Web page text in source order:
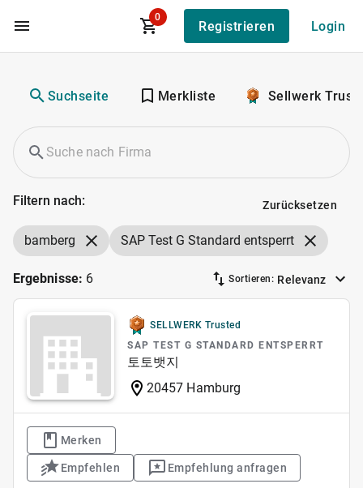
Zum Hauptinhalt
0
Registrieren Login
Suchseite Merkliste Sellwerk
Filtern nach: Zurücksetzen
bamberg SAP Test G Standard entsperrt
Ergebnisse: 6 Sortieren: Relevanz
SELLWERK Trusted
SAP TEST G STANDARD ENTSPERRT
토토뱃지
20457 Hamburg
Merken
Empfehlen Empfehlung anfragen